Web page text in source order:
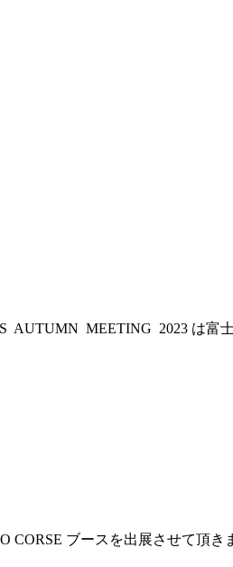
MEETING 2023 は富
ブースを出展させて頂